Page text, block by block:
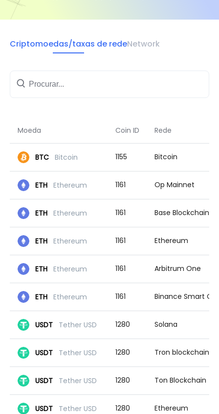
Criptomoedas/taxas de redeNetwork
Moeda Coin ID Rede
BTC Bitcoin 1155 Bitcoin
ETH Ethereum 1161 Op Mainnet
ETH Ethereum 1161 Base Blockchain
ETH Ethereum 1161 Ethereum
ETH Ethereum 1161 Arbitrum One
ETH Ethereum 1161
USDT Tether USD 1280 Solana
USDT Tether USD 1280 Tron blockchain
USDT Tether USD 1280 Ton Blockchain
USDT Tether USD 1280 Ethereum